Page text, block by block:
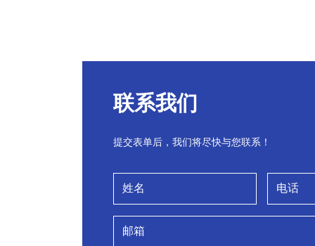
联系我们
提交表单后，我们将尽快与您联系！